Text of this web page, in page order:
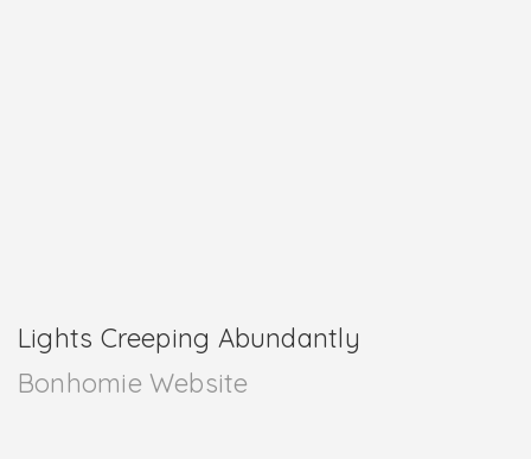
Lights Creeping Abundantly
Bonhomie Website